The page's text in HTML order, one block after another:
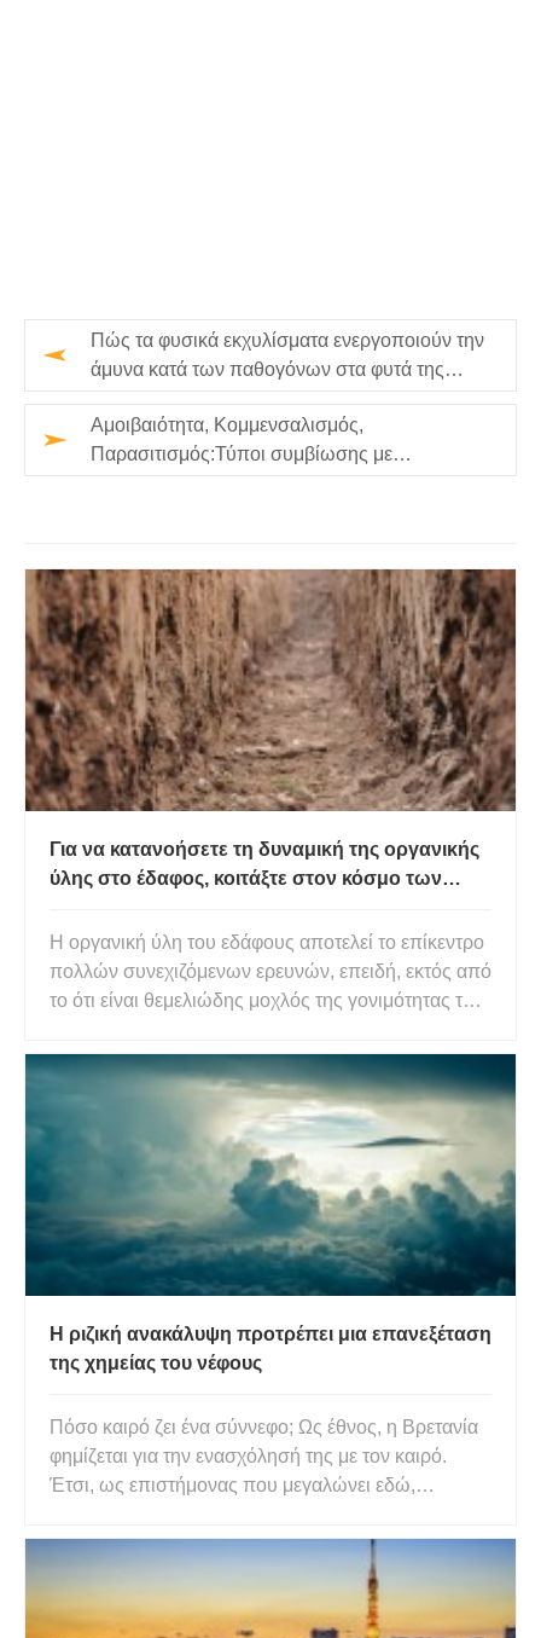
Πώς τα φυσικά εκχυλίσματα ενεργοποιούν την
άμυνα κατά των παθογόνων στα φυτά της
τομάτας
Αμοιβαιότητα, Κομμενσαλισμός,
Παρασιτισμός:Τύποι συμβίωσης με
παραδείγματα
Για να κατανοήσετε τη δυναμική της οργανικής
ύλης στο έδαφος, κοιτάξτε στον κόσμο των
Η οργανική ύλη του εδάφους αποτελεί το επίκεντρο
πολλών συνεχιζόμενων ερευνών, επειδή, εκτός από
το ότι είναι θεμελιώδης μοχλός της γονιμότητας του
αποτελείται από άνθρακα (περίπου 58% κατά μέσο
όρο). Ο άνθρακας που είναι εγκλωβισμένος στην
Η ριζική ανακάλυψη προτρέπει μια επανεξέταση
της χημείας του νέφους
Πόσο καιρό ζει ένα σύννεφο; Ως έθνος, η Βρετανία
φημίζεται για την ενασχόλησή της με τον καιρό.
Έτσι, ως επιστήμονας που μεγαλώνει εδώ,
ουρανό και να το κάνουμε αυτό σε επαγγελματική
ανησυχία καθώς και ευκαιρία για κουβέντα. Μπορεί
να είμαι προκατειλη